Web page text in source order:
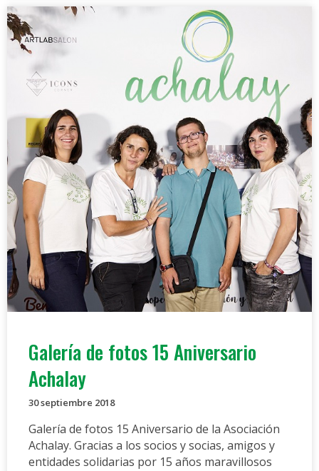
Galería de fotos 15 Aniversario
Achalay
30 septiembre 2018
Galería de fotos 15 Aniversario de la Asociación
Achalay. Gracias a los socios y socias, amigos y
entidades solidarias por 15 años maravillosos